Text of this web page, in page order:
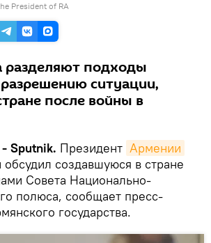
President of RA
разделяют подходы
ситуации,
после войны в
Sputnik. Президент Армении
создавшуюся в стране
Совета Национально-
полюса, сообщает пресс-
государства.